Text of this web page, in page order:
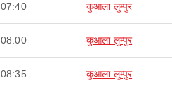
07:40 कुआला लुम्पुर
08:00 कुआला लुम्पुर
08:35 कुआला लुम्पुर